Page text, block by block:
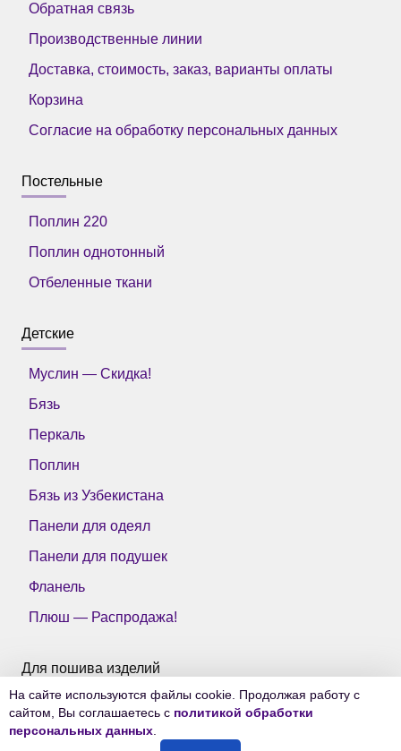
Обратная связь
Производственные линии
Доставка, стоимость, заказ, варианты оплаты
Корзина
Согласие на обработку персональных данных
Постельные
Поплин 220
Поплин однотонный
Отбеленные ткани
Детские
Муслин — Скидка!
Бязь
Перкаль
Поплин
Бязь из Узбекистана
Панели для одеял
Панели для подушек
Фланель
Плюш — Распродажа!
Для пошива изделий
Все ткани Тейково
На сайте используются файлы cookie. Продолжая работу с
сайтом, Вы соглашаетесь с политикой обработки
персональных данных